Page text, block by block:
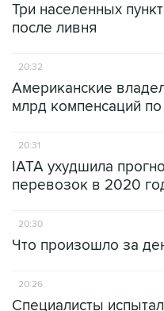
Три населенных
после ливня
20:32
Американские
млрд компенсаций по
20:31
IATA ухудшила
перевозок в 2020
20:30
Что произошло за
20:26
Специалисты